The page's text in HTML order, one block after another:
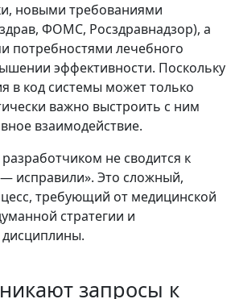
новыми требованиями
ФОМС, Росздравнадзор), а
потребностями лечебного
эффективности. Поскольку
в код системы может только
важно выстроить с ним
взаимодействие.
не сводится к
исправили». Это сложный,
требующий от медицинской
стратегии и
запросы к